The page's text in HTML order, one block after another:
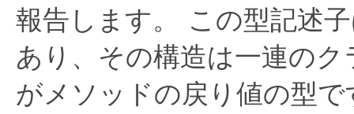
報告します。
この型記述
あり、その構造は一連の
がメソッドの戻り値の型